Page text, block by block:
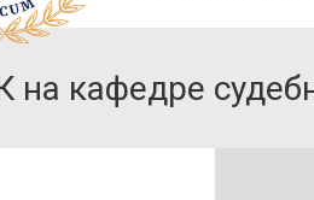
на кафедре